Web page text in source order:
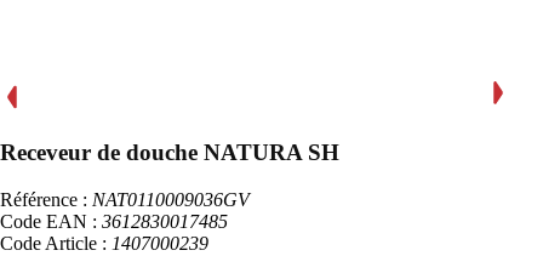
Receveur de douche NATURA SH
Référence : NAT0110009036GV
Code EAN : 3612830017485
Code Article : 1407000239